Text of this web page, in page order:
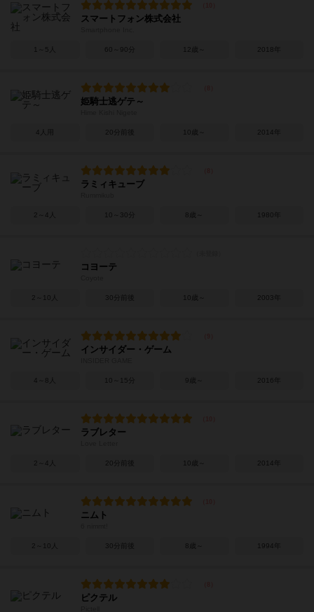
スマートフォン株式会社
1～5人 60～90分 12歳～ 2018年
姫騎士逃ゲテ～
4人用 20分前後 10歳～ 2014年
ラミィキューブ
2～4人 10～30分 8歳～ 1980年
コヨーテ
2～10人 30分前後 10歳～ 2003年
インサイダー・ゲーム
4～8人 10～15分 9歳～ 2016年
ラブレター
2～4人 20分前後 10歳～ 2014年
ニムト
2～10人 30分前後 8歳～ 1994年
ピクテル